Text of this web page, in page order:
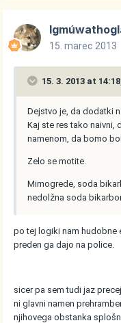
15. marec 2013
15. 3. 2013 at
Dejstvo je, da dodatki
Kaj ste res tako naivni,
namenom, da bomo
Zelo se motite.
Mimogrede, soda
nedolžna soda
po tej logiki nam hudobne
preden ga dajo na police.
sicer pa sem tudi jaz
ni glavni namen
njihovega obstanka